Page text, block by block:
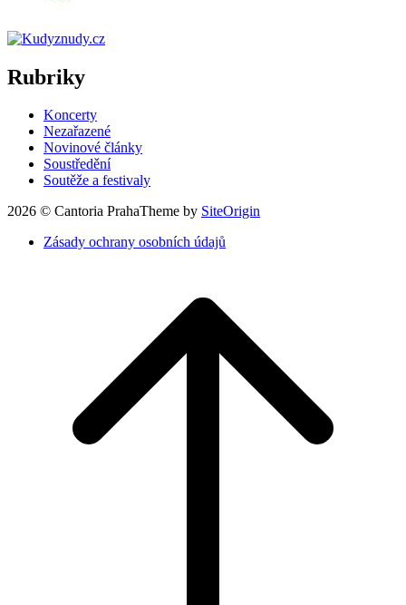
Rubriky
Koncerty
Nezařazené
Novinové články
Soustředění
Soutěže a festivaly
2026 © Cantoria PrahaTheme by SiteOrigin
Zásady ochrany osobních údajů